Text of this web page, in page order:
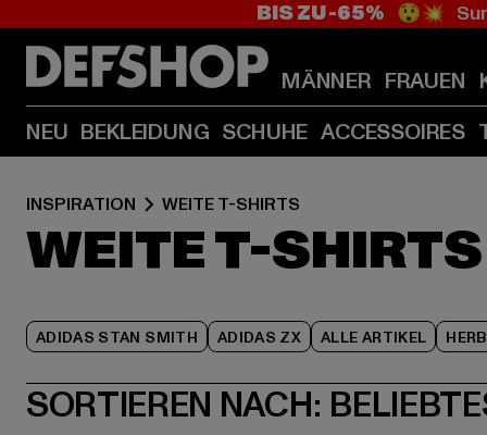
BIS ZU -65% 😲💥
MÄNNER FRAUEN
NEU BEKLEIDUNG SCHUHE ACCESSOIRES
INSPIRATION WEITE T-SHIRTS
WEITE T-SHIRTS
ADIDAS STAN SMITH ADIDAS ZX ALLE ARTIKEL
SORTIEREN NACH: